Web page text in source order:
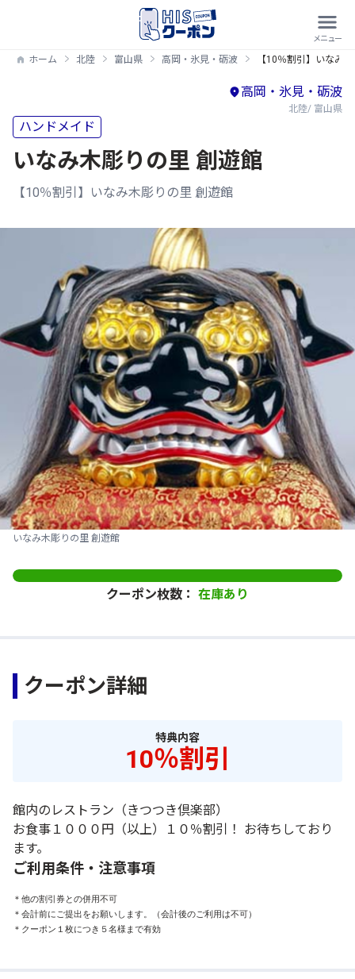
ホーム 北陸 富山県 高岡・氷見・砺波 【10％割引】いなみ
高岡・氷見・砺波
北陸/ 富山県
ハンドメイド
いなみ木彫りの里 創遊館
【10％割引】いなみ木彫りの里 創遊館
いなみ木彫りの里 創遊館
クーポン枚数： 在庫あり
クーポン詳細
特典内容
10％割引
館内のレストラン（きつつき倶楽部）
お食事１０００円（以上）１０％割引！ お待ちしており
ます。
ご利用条件・注意事項
＊他の割引券との併用不可
＊会計前にご提出をお願いします。（会計後のご利用は不可）
＊クーポン１枚につき５名様まで有効